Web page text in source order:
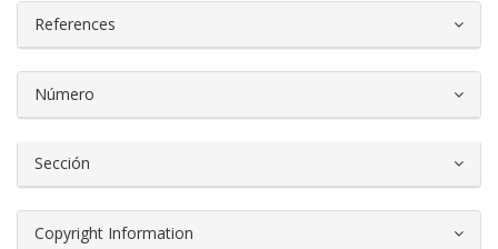
References
Número
Sección
Copyright Information